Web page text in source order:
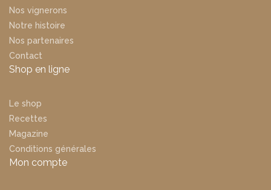
Nos vignerons
Notre histoire
Nos partenaires
Contact
Shop en ligne
Le shop
Recettes
Magazine
Conditions générales
Mon compte